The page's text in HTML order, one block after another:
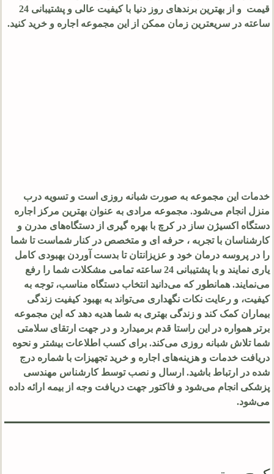
قیمت و از بهترین برندهای روز دنیا با کیفیت عالی و پشتیبانی 24
ساعته در سریعترین زمان ممکن از این مجموعه اجاره و خرید کنید.
خدمات این مجموعه به صورت شبانه روزی است و تسویه درب
منزل انجام می‌شود. مجموعه مرادی به عنوان بهترین مرکز اجاره
دستگاه اکسیژن ساز در کرچ با بهره گیری از دستگاه‌های مدرن و
کارشناسان با تجربه ، حرفه ای و متخصص در کنار شماست تا شما
را در پروسه درمان خود و عزیزانتان تا بدست آوردن بهبودی کامل
یاری نمایند و با پشتیبانی 24 ساعته تمامی مشکلات شما را رفع
می‌نمایند. همانطور که می‌دانید انتخاب دستگاه مناسب، توجه به
کیفیت، و رعایت نکات نگهداری می‌تواند به بهبود کیفیت زندگی
بیماران کمک کند و زندگی بهتری به شما هدیه دهد که این مجموعه
برتر همواره در این راستا قدم برمیدارد و در جهت ارتقای سلامتی
شما تلاش شبانه روزی می‌کند. برای کسب اطلاعات بیشتر و نحوه
دریافت خدمات و هزینه‌های اجاره و خرید تجهیزات با شماره درج
شده در ارتباط باشید. ارسال و نصب توسط کارشناس مهندسی
پزشکی انجام می‌شود و فاکتور جهت دریافت وجه از بیمه ارائه داده
می‌شود.